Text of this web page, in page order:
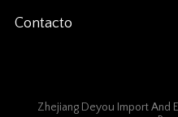
Contacto
Zhejiang Deyou Import And